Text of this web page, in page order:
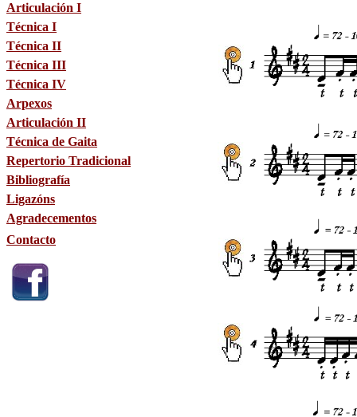
Articulación I
Técnica I
Técnica II
Técnica III
Técnica IV
Arpexos
Articulación II
Técnica de Gaita
Repertorio Tradicional
Bibliografía
Ligazóns
Agradecementos
Contacto